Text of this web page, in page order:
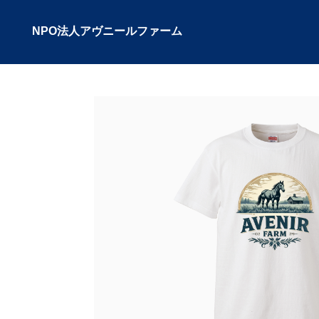
NPO法人アヴニールファーム